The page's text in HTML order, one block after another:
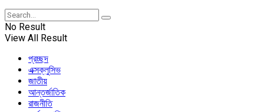
No Result
View All Result
প্রচ্ছদ
এক্সক্লুসিভ
জাতীয়
আন্তর্জাতিক
রাজনীতি